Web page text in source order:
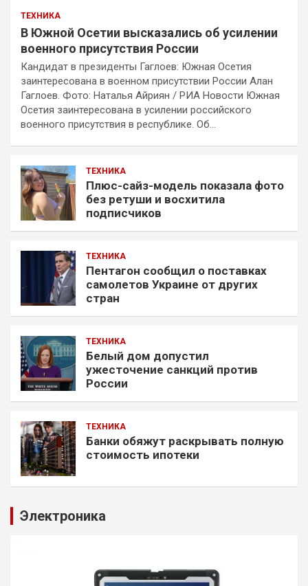
ТЕХНИКА
В Южной Осетии высказались об усилении
военного присутствия России
Кандидат в президенты Гаглоев: Южная Осетия
заинтересована в военном присутствии России Алан
Гаглоев. Фото: Наталья Айриян / РИА Новости Южная
Осетия заинтересована в усилении российского
военного присутствия в республике. Об…
ТЕХНИКА
Плюс-сайз-модель показала фото
без ретуши и восхитила
подписчиков
ТЕХНИКА
Пентагон сообщил о поставках
самолетов Украине от других
стран
ТЕХНИКА
Белый дом допустил
ужесточение санкций против
России
ТЕХНИКА
Банки обяжут раскрывать полную
стоимость ипотеки
Электроника